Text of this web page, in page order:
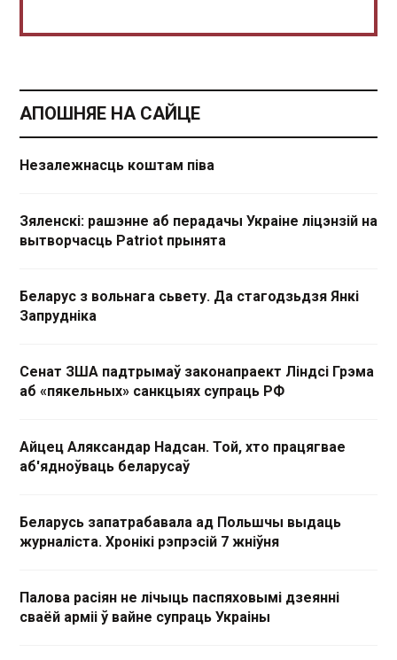
АПОШНЯЕ НА САЙЦЕ
Незалежнасць коштам піва
Зяленскі: рашэнне аб перадачы Украіне ліцэнзій на
вытворчасць Patriot прынята
Беларус з вольнага сьвету. Да стагодзьдзя Янкі
Запрудніка
Сенат ЗША падтрымаў законапраект Ліндсі Грэма
аб «пякельных» санкцыях супраць РФ
Айцец Аляксандар Надсан. Той, хто працягвае
аб'ядноўваць беларусаў
Беларусь запатрабавала ад Польшчы выдаць
журналіста. Хронікі рэпрэсій 7 жніўня
Палова расіян не лічыць паспяховымі дзеянні
сваёй арміі ў вайне супраць Украіны